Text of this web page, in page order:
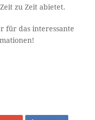
zu Zeit abietet.
für das interessante